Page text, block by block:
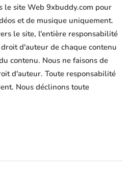
le site Web 9xbuddy.com pour
et de musique uniquement.
le site, l'entière responsabilité
d'auteur de chaque contenu
contenu. Nous ne faisons de
d'auteur. Toute responsabilité
Nous déclinons toute